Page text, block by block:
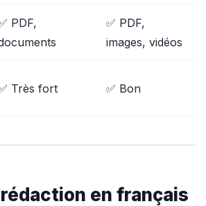
PDF,
✅ PDF,
images, vidéos
Très fort ✅ Bon
en français